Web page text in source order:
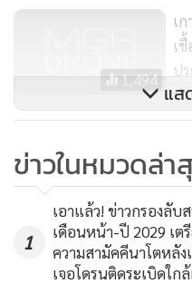
1,494
เ
เ
ป
ป
132
เ
แส
ข่าวในหมวดล่า
1
เอาแล้ว! ข่าวกรองลั
เดือนหน้า-ปี 2029 เต
ความสามัคคีนาโตหลั
เจอโดรนติดระเบิดใก